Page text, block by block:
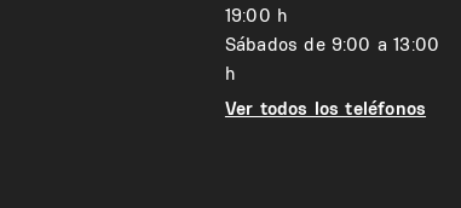
19:00 h
Sábados de 9:00 a 13:00
h
Ver todos los teléfonos